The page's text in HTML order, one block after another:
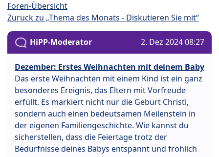
Foren-Übersicht
Zurück zu „Thema des Monats - Diskutieren Sie mit“
HiPP-Moderator 2. Dez 2024 08:27
Dezember: Erstes Weihnachten mit deinem Baby
Das erste Weihnachten mit einem Kind ist ein ganz
besonderes Ereignis, das Eltern mit Vorfreude
erfüllt. Es markiert nicht nur die Geburt Christi,
sondern auch einen bedeutsamen Meilenstein in
der eigenen Familiengeschichte. Wie kannst du
sicherstellen, dass die Feiertage trotz der
Bedürfnisse deines Babys entspannt und fröhlich